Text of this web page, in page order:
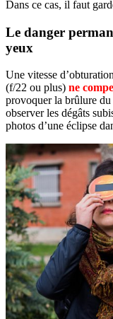
Dans ce cas, il faut
Le danger
yeux
Une vitesse
(f/22 ou plus) ne
provoquer la brûlure
observer les dégâts
photos d’une éclipse